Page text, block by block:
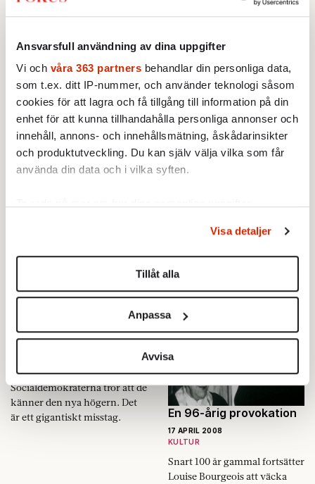
Ansvarsfull användning av dina uppgifter
Vi och våra 363 partners behandlar din personliga data,
som t.ex. ditt IP-nummer, och använder teknologi såsom
cookies för att lagra och få tillgång till information på din
enhet för att kunna tillhandahålla personliga annonser och
innehåll, annons- och innehållsmätning, åskådarinsikter
och produktutveckling. Du kan själv välja vilka som får
använda din data och i vilka syften.
Du kan ändra eller dra tillbaka ditt samtycke när som
helst från cookie-förklaringen.
Vi använder enhetsidentifierare för att anpassa innehållet
för sociala medier och analysera vår trafik. Vi
vidarebefordrar även sådana identifierare och annan
information från din enhet till de sociala medier och
annons- och analysföretag som vi samarbetar med.
Dessa kan i sin tur kombinera informationen med annan
information som du har tillhandahållit eller som de har
samlat in när du har använt deras tjänster.
Om du vill läsa mer om hur vi hanterar personuppgifter
Visa detaljer
Tillåt alla
Anpassa
Avvisa
Exportstopp förvärrar
matbrist
INRIKES
Ökad efterfrågan har
dubblerat matpriserna.
Förlorare är fattiga i
storstäder, som hotas av
massvält.
17 APRIL 2008
Svårigheten med att lyckas
med banting är att belöningen
ofta dröjer. Nu finns det en
lösning.
Myter och sanningar om
VECKANS FOKUS
Det är ingen idé att sortera –
allt blandas ändå i sopbilen. En
stark övertygelse. Problemet
är att ingen säkert…
Anna-Karin Eklund om
vårdstrejken
Allt tyder på att
Vårdförbundets medlemmar
går ut i strejk på måndag, efter
att förhandlingarna med
Sveriges Kommuner och
veckor sedan.
Fokus Redaktionen:
Politik i mjukisbyxor
Socialdemokraterna tror att de
känner den nya högern. Det
är ett gigantiskt misstag.
En 96-årig provokation
17 APRIL 2008
KULTUR
Snart 100 år gammal fortsätter
Louise Bourgeois att väcka